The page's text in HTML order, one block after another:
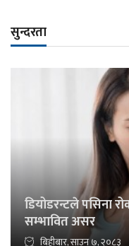
सुन्दरता
डियोडरन्टले पसिना
सम्भावित असर
बिहीबार, साउन ७, २०८३